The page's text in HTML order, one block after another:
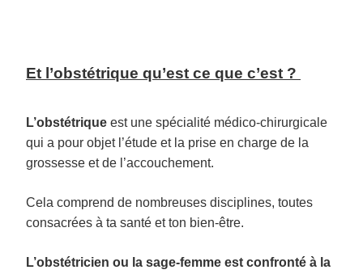
Et l’obstétrique qu’est ce que c’est ?
L’obstétrique est une spécialité médico-chirurgicale
qui a pour objet l’étude et la prise en charge de la
grossesse et de l’accouchement.
Cela comprend de nombreuses disciplines, toutes
consacrées à ta santé et ton bien-être.
L’obstétricien ou la sage-femme est confronté à la